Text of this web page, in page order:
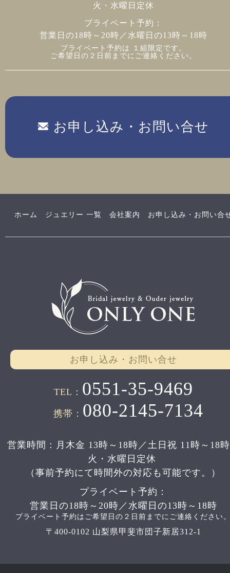
火・水曜日定休
プライベート予約：
営業日の18時～20時／水曜日の13時～18時
プライベート予約は １組限定です。
ご希望日の２日前までにご連絡ください。
お申し込み・お問い合せ
ホーム ジュエリー 一覧 会社案内 お申し込み・お問い合
お申し込み・お問い合せ
TEL： 0551-35-9469
携帯： 080-2145-7134
営業時間：月木金 13時～18時／土日祝 11時～18
火・水曜日定休
（事前予約にて時間外の対応も可能です。）
プライベート予約：
営業日の18時～20時／水曜日の13時～18時
プライベート予約はご希望日の２日前までにご連絡ください
〒400-0102 山梨県甲斐市団子新居312-1